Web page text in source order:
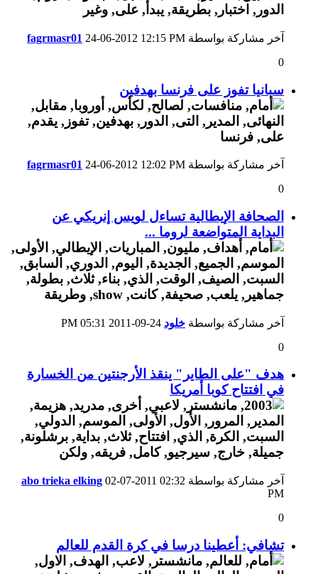
آخر مشاركة بواسطة fagrmasr01 24-06-2012 12:15 PM
0
سبانيا تفوز على فرنسا بهدفين
آخر مشاركة بواسطة fagrmasr01 24-06-2012 12:02 PM
0
الصحافة الإيطالية تساءل لويس إنريكي عن
البداية المتواضعة لروما ...
آخر مشاركة بواسطة خلود
05:31 PM
0
هدف "على الطاير" ينقذ الأرجنتين من الخسارة
في افتتاح كوبا أمريكا
آخر مشاركة بواسطة abo trieka elking 02-07-2011 02:32
PM
0
تشافي: أعطينا درسا في كرة القدم للعالم